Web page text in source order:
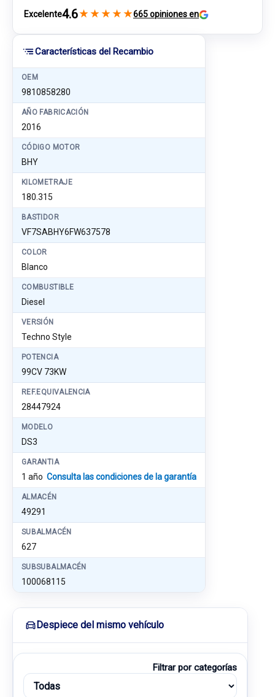
Características del Recambio
OEM
9810858280
AÑO FABRICACIÓN
2016
CÓDIGO MOTOR
BHY
KILOMETRAJE
180.315
BASTIDOR
VF7SABHY6FW637578
COLOR
Blanco
COMBUSTIBLE
Diesel
VERSIÓN
Techno Style
POTENCIA
99CV 73KW
REF.EQUIVALENCIA
28447924
MODELO
DS3
GARANTIA
1 año Consulta las condiciones de la garantía
ALMACÉN
49291
SUBALMACÉN
627
SUBSUBALMACÉN
100068115
Excelente4.6★ ★ ★ ★ ★665 opiniones en
Despiece del mismo vehículo
Filtrar por categorías